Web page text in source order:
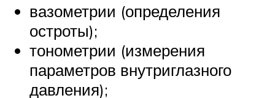
вазометрии (определения
остроты);
тонометрии (измерения
параметров внутриглазного
давления);